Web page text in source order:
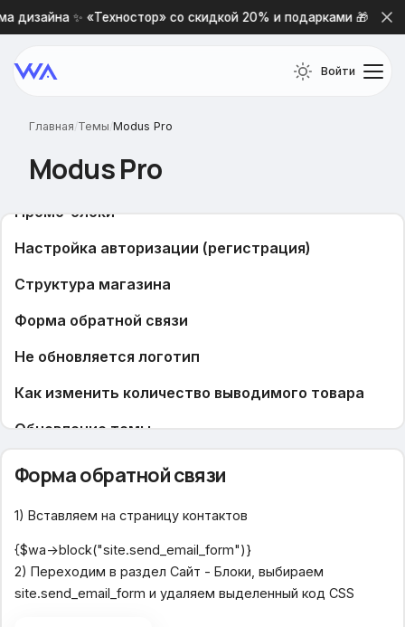
дизайна ✨ «Техностор» со скидкой 20% и подарками 🎁
Войти
Главная/Темы/Modus Pro
Modus Pro
Частые вопросы
Промо-блоки
Настройка авторизации (регистрация)
Структура магазина
Форма обратной связи
Не обновляется логотип
Как изменить количество выводимого товара
Обновление темы
Как добавить свой шрифт?
В сравнение
Живой поиск
Форма обратной связи
1) Вставляем на страницу контактов
{$wa->block("site.send_email_form")}
2) Переходим в раздел Сайт - Блоки, выбираем
site.send_email_form и удаляем выделенный код CSS